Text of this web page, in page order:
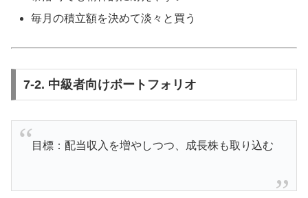
毎月の積立額を決めて淡々と買う
7-2. 中級者向けポートフォリオ
目標：配当収入を増やしつつ、成長株も取り込む